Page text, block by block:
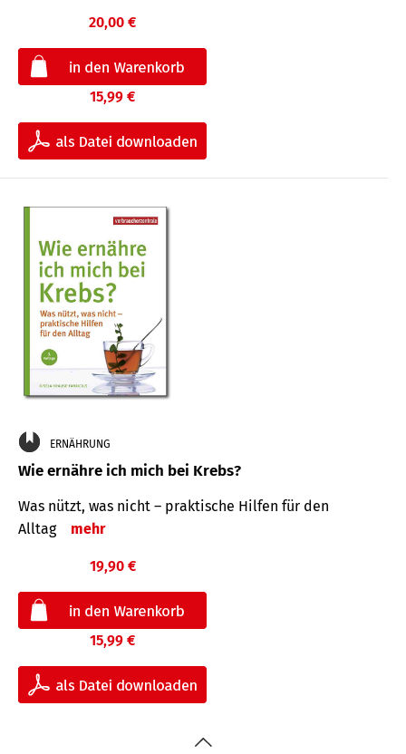
20,00 €
15,99 €
ERNÄHRUNG
Wie ernähre ich mich bei Krebs?
Was nützt, was nicht – praktische Hilfen für den
Alltag
mehr
19,90 €
15,99 €